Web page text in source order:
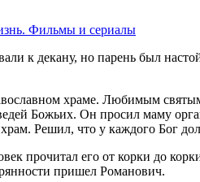
Фильмы и сериалы
к декану, но парень был
храме. Любимым
Божьих. Он просил маму
Решил, что у каждого Бог
прочитал его от корки до
пришел Романович.